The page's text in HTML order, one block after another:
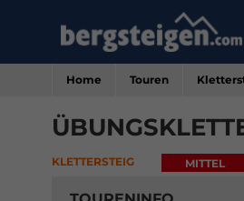
Home Touren
KLETTERSTEIG MITTEL